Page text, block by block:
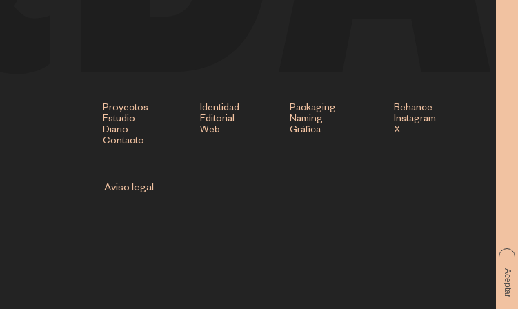
Aceptar
Proyectos
Estudio
Diario
Contacto
Identidad
Packaging
Editorial
Naming
Web
Gráfica
Behance
Instagram
X
Aviso legal